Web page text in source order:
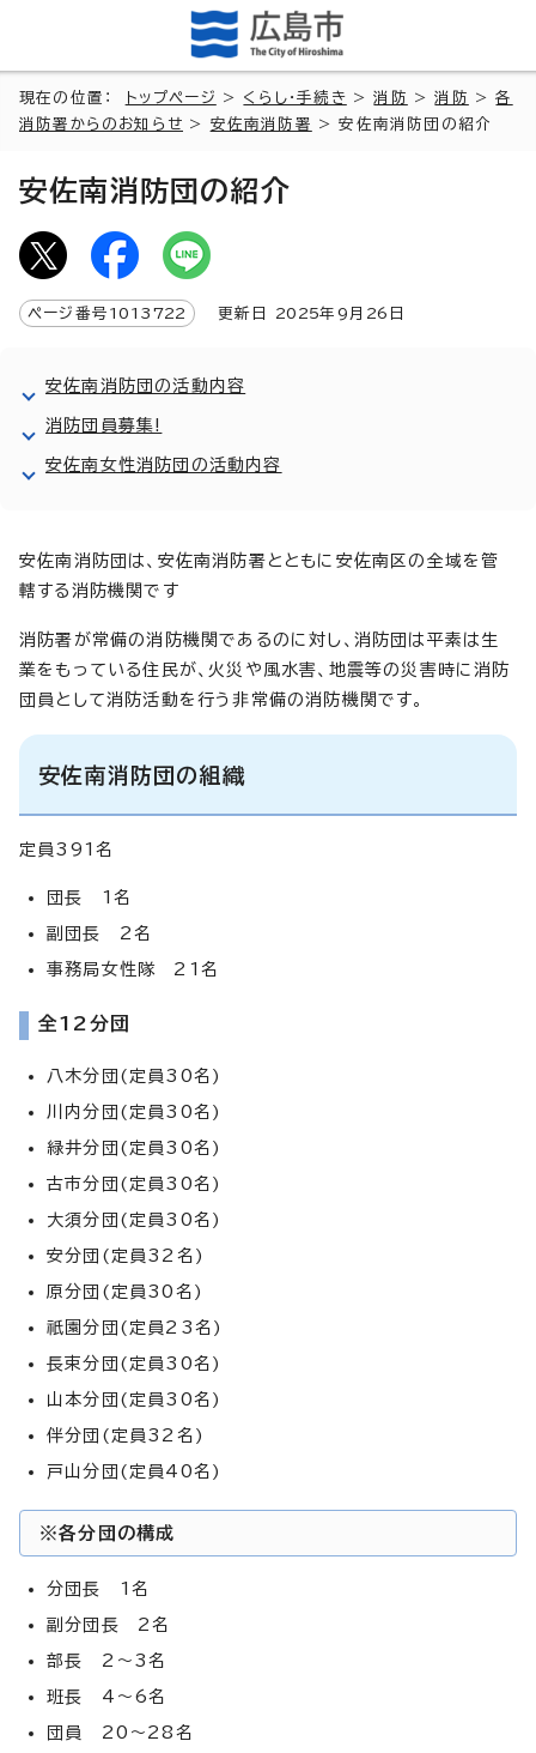
現在の位置： トップページ > くらし・手続き >消防 >消防 >各
消防署からのお知らせ > 安佐南消防署 > 安佐南消防団の紹介
安佐南消防団の紹介
ページ番号 1013722 更新日 2025年9月 26 日
安佐南消防団の活動内容
消防団員募集!
安佐南女性消防団の活動内容
安佐南消防団は、安佐南消防署とともに安佐南区の全域を管
轄する消防機関です
消防署が常備の消防機関であるのに対し、消防団は平素は生
業をもっている住民が、火災や風水害、地震等の災害時に消防
団員として消防活動を行う非常備の消防機関です。
安佐南消防団の組織
定員391名
団長 1名
副団長 2名
事務局女性隊 21名
全12分団
八木分団(定員30名)
川内分団(定員30名)
緑井分団(定員30名)
古市分団(定員30名)
大須分団(定員30名)
安分団(定員32名)
原分団(定員30名)
祇園分団(定員23名)
長束分団(定員30名)
山本分団(定員30名)
伴分団(定員32名)
戸山分団(定員40名)
※各分団の構成
分団長 1名
副分団長 2名
部長 2～3名
班長 4～6名
団員 20～28名